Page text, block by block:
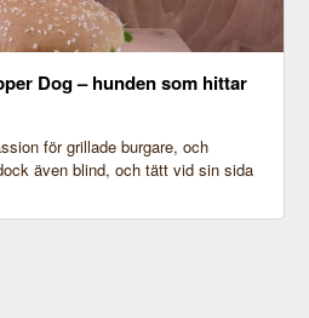
Dog – hunden som hittar
för grillade burgare, och
även blind, och tätt vid sin sida